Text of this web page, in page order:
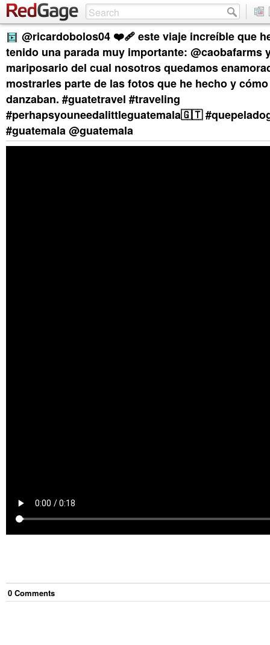
@ricardobolos04 ❤️‍🩹 este viaje increíble que
tenido una parada muy importante: @caobafarms
mariposario del cual nosotros quedamos
mostrarles parte de las fotos que he hecho y
danzaban. #guatetravel #traveling
#perhapsyouneedalittleguatemala🇬🇹
#guatemala @guatemala
0 Comments